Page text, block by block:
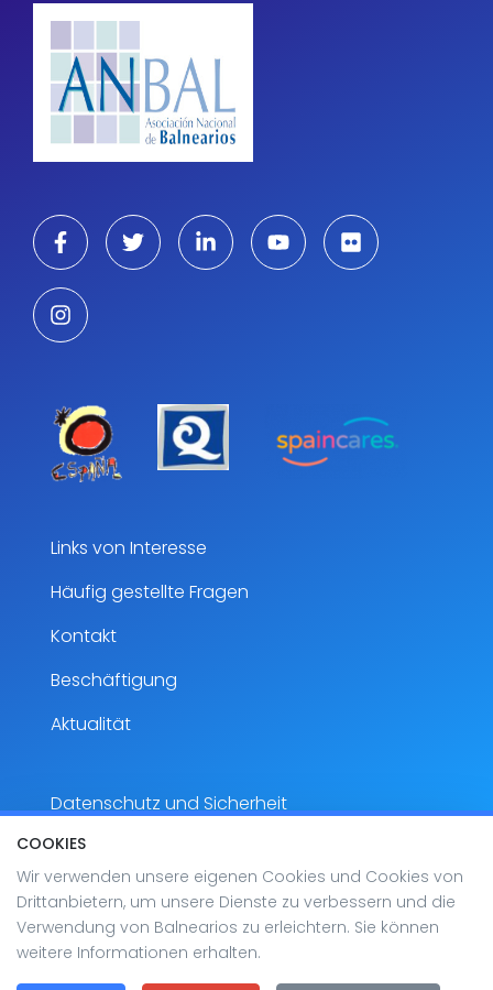
Links von Interesse
Häufig gestellte Fragen
Kontakt
Beschäftigung
Aktualität
Datenschutz und Sicherheit
Rechtlicher Hinweis
Zugänglichkeit
Sitemap
COOKIES
Wir verwenden unsere eigenen Cookies und Cookies von
Drittanbietern, um unsere Dienste zu verbessern und die
Verwendung von Balnearios zu erleichtern. Sie können
weitere Informationen erhalten.